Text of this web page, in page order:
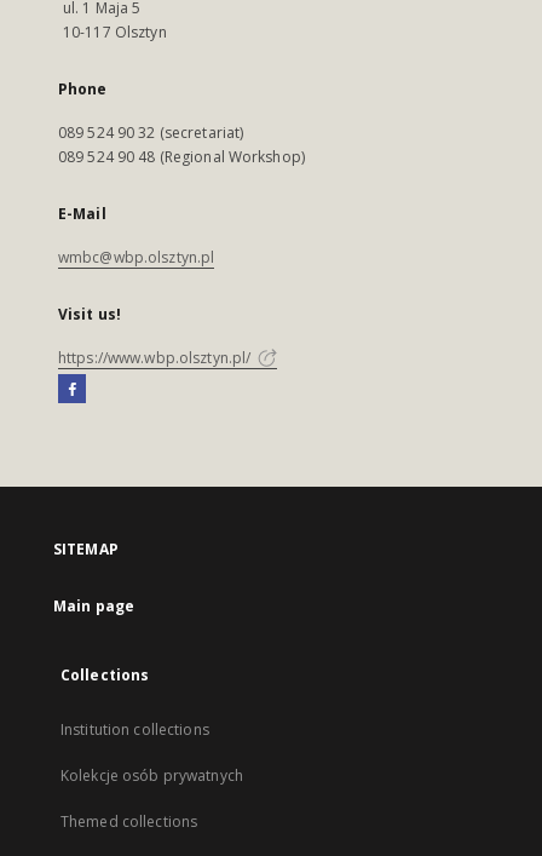
ul. 1 Maja 5
10-117 Olsztyn
Phone
089 524 90 32 (secretariat)
089 524 90 48 (Regional Workshop)
E-Mail
wmbc@wbp.olsztyn.pl
Visit us!
https://www.wbp.olsztyn.pl/
SITEMAP
Main page
Collections
Institution collections
Kolekcje osób prywatnych
Themed collections